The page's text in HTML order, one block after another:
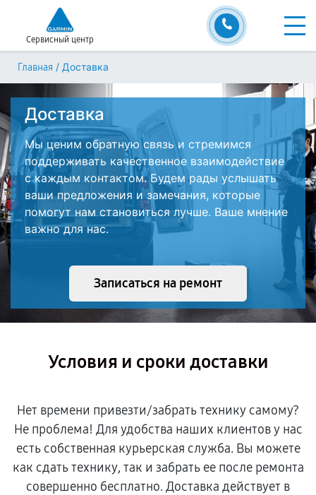
Сервисный центр
Главная / Доставка
Доставка
Мы ценим обратную связь и стремимся
поддерживать качественное взаимодействие
с каждым контактом. Будем рады услышать
ваши предложения и замечания, которые
помогут нам становиться лучше. Ваше мнение
важно для нас.
Записаться на ремонт
Условия и сроки доставки
Нет времени привезти/забрать технику самому?
Не проблема! Для удобства наших клиентов у нас
есть собственная курьерская служба. Вы можете
как сдать технику, так и забрать ее после ремонта
совершенно бесплатно. Доставка действует в